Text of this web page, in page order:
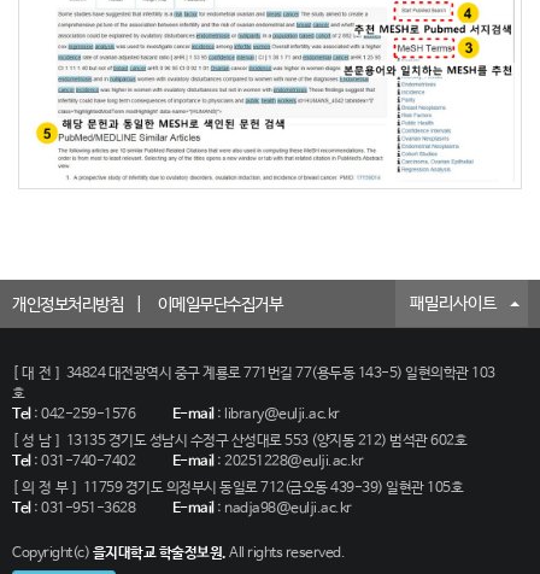
개인정보처리방침 이메일무단수집거부 패밀리사이트
[대전]
34824 대전광역시 중구 계룡로 771번길 77(용두동 143-5) 일현의학관 103
호
Tel: 042-259-1576 E-mail: library@eulji.ac.kr
[성남]
13135 경기도 성남시 수정구 산성대로 553 (양지동 212) 범석관 602호
Tel: 031-740-7402 E-mail: 20251228@eulji.ac.kr
[의정부]
11759 경기도 의정부시 동일로 712(금오동 439-39) 일현관 105호
Tel: 031-951-3628 E-mail: nadja98@eulji.ac.kr
Copyright(c) 을지대학교 학술정보원. All rights reserved.